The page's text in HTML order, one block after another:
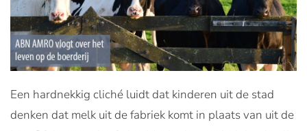
Een hardnekkig cliché luidt dat kinderen uit de stad
denken dat melk uit de fabriek komt in plaats van uit de